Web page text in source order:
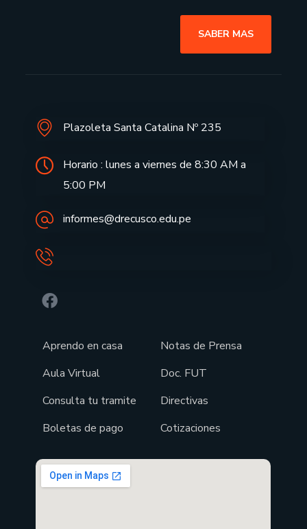
SABER MAS
Plazoleta Santa Catalina Nº 235
Horario : lunes a viernes de 8:30 AM a
5:00 PM
informes@drecusco.edu.pe
Aprendo en casa
Aula Virtual
Consulta tu tramite
Boletas de pago
Notas de Prensa
Doc. FUT
Directivas
Cotizaciones